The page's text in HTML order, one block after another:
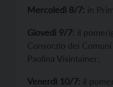
Mercoledì 8/7: in
Giovedì 9/7: il
Consorzio dei
Paolina Visintainer;
Venerdì 10/7: il